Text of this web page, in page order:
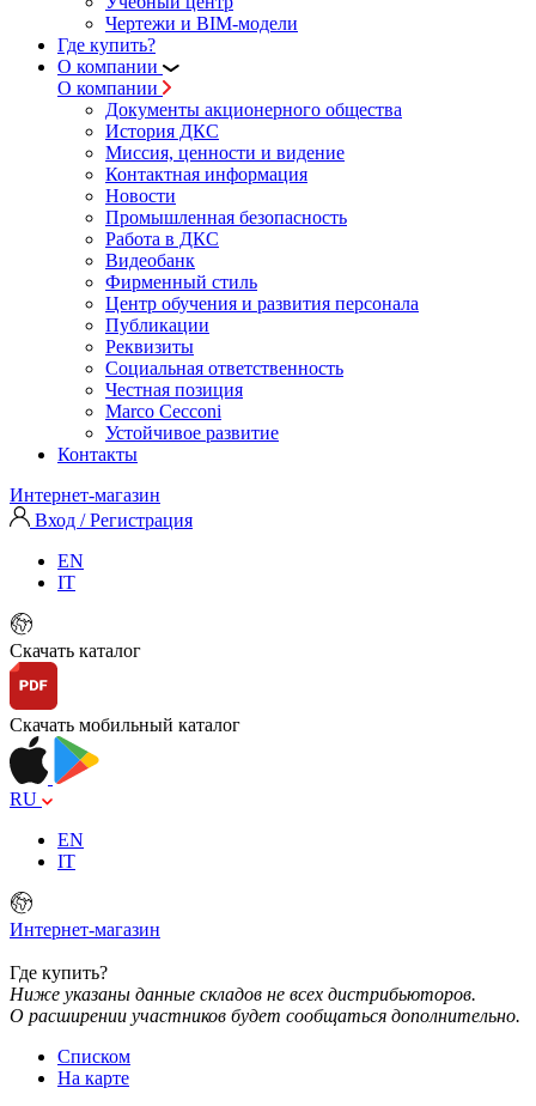
Чертежи и BIM-модели
Где купить?
О компании
О компании
Документы акционерного общества
История ДКС
Миссия, ценности и видение
Контактная информация
Новости
Промышленная безопасность
Работа в ДКС
Видеобанк
Фирменный стиль
Центр обучения и развития персонала
Публикации
Реквизиты
Социальная ответственность
Честная позиция
Marco Cecconi
Устойчивое развитие
Контакты
Интернет-магазин
Вход / Регистрация
EN
IT
Скачать каталог
Скачать мобильный каталог
RU
EN
IT
Интернет-магазин
Где купить?
Ниже указаны данные складов не всех дистрибьюторов.
О расширении участников будет сообщаться дополнительно.
Списком
На карте